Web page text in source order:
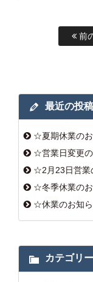
前
最近の投稿
☆夏期休業の
☆営業日変更
☆2月23日営
☆冬季休業の
☆休業のお知
カテゴリー